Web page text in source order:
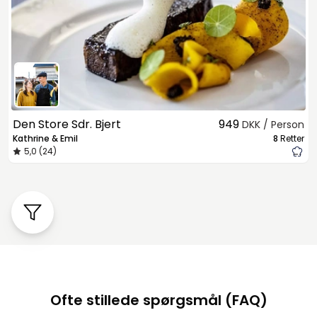
Den Store Sdr. Bjert
Kathrine & Emil
5,0 (24)
949 DKK / Person
8 Retter
Ofte stillede spørgsmål (FAQ)